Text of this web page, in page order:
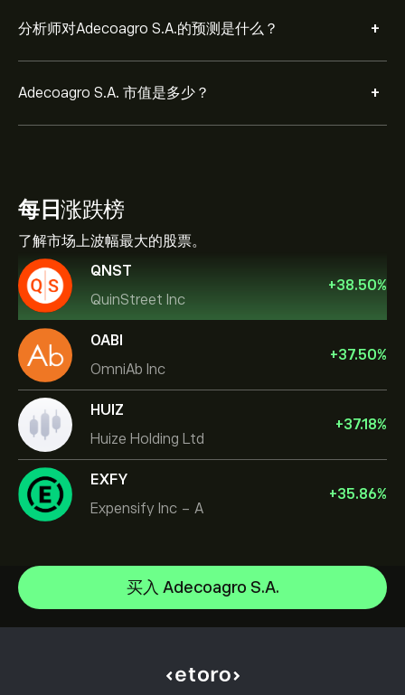
分析师对Adecoagro S.A.的预测是什么？ +
Adecoagro S.A. 市值是多少？ +
每日涨跌榜
了解市场上波幅最大的股票。
QNST
QuinStreet Inc
+38.50%
OABI
OmniAb Inc
+37.50%
HUIZ
Huize Holding Ltd
+37.18%
EXFY
Expensify Inc - A
+35.86%
买入 Adecoagro S.A.
NVIDIA Corporation
Microsoft
Apple
如何入金
如何出金
开设账户
CopyTrading 简介
负责任交易
选择 eToro 的理由